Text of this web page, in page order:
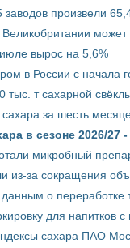
произвели
вырос на 5,6%
в России с начала
тыс. т сахарной
за шесть
в сезоне 2026/
микробный
из-за сокращения
о переработке
для напитков
сахара ПАО